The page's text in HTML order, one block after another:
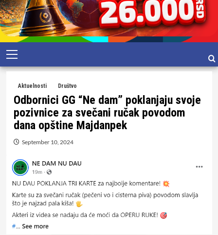
Skip
to
content
Primary
Menu
Aktuelnosti Društvo
Odbornici GG “Ne dam” poklanjaju svoje
pozivnice za svečani ručak povodom
dana opštine Majdanpek
September 10, 2024